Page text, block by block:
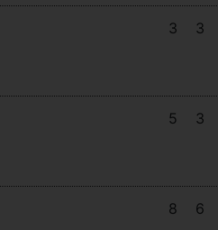
3 3
5 3
8 6